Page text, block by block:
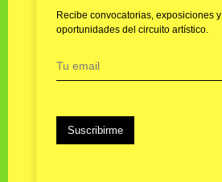
Recibe convocatorias, exposiciones y
oportunidades del circuito artístico.
Suscribirme